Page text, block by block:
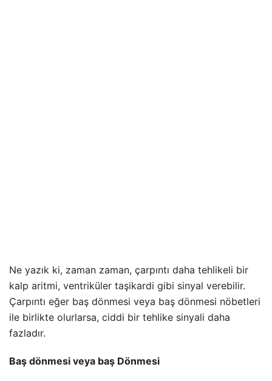
Ne yazık ki, zaman zaman, çarpıntı daha tehlikeli bir
kalp aritmi, ventriküler taşikardi gibi sinyal verebilir.
Çarpıntı eğer baş dönmesi veya baş dönmesi nöbetleri
ile birlikte olurlarsa, ciddi bir tehlike sinyali daha
fazladır.
Baş dönmesi veya baş Dönmesi